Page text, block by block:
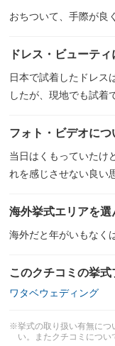
おちついて、手際が良
ドレス・ビューテ
日本で試着したドレス
したが、現地でも試着
フォト・ビデオにつ
当日はくもっていたけ
れを感じさせない良い
海外挙式エリアを選
海外だと年がいもなく
このクチコミの挙式
ワタベウェディング
※挙式の取り扱い有無につ
い。またクチコミについ